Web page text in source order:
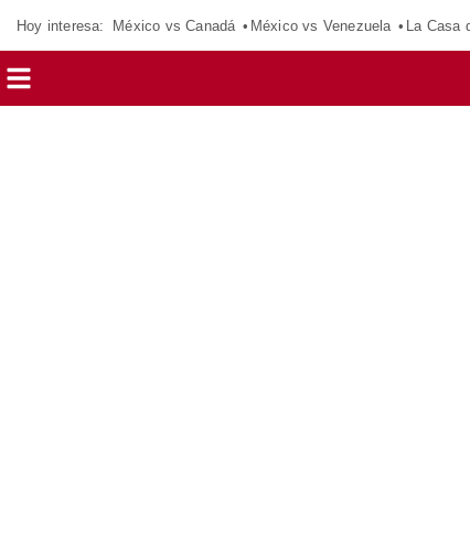
Hoy interesa: México vs Canadá México vs Venezuela La Casa